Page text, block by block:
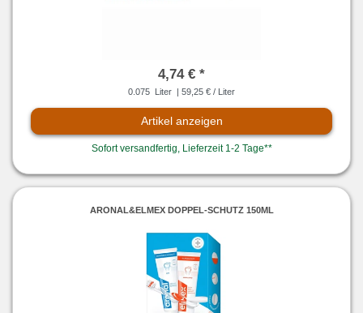
4,74 € *
0.075 Liter | 59,25 € / Liter
Artikel anzeigen
Sofort versandfertig, Lieferzeit 1-2 Tage**
ARONAL&ELMEX DOPPEL-SCHUTZ 150ML